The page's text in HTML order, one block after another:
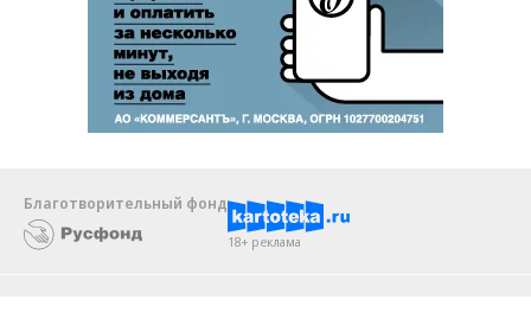
Благотворительный фонд
18+ реклама